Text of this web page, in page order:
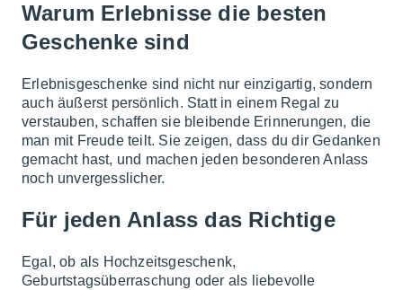
Warum Erlebnisse die besten
Geschenke sind
Erlebnisgeschenke sind nicht nur einzigartig, sondern
auch äußerst persönlich. Statt in einem Regal zu
verstauben, schaffen sie bleibende Erinnerungen, die
man mit Freude teilt. Sie zeigen, dass du dir Gedanken
gemacht hast, und machen jeden besonderen Anlass
noch unvergesslicher.
Für jeden Anlass das Richtige
Egal, ob als Hochzeitsgeschenk,
Geburtstagsüberraschung oder als liebevolle